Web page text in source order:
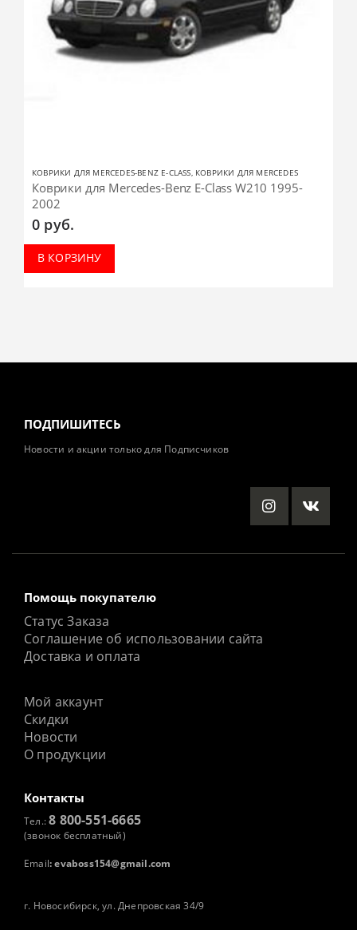
КОВРИКИ ДЛЯ MERCEDES-BENZ E-CLASS, КОВРИКИ ДЛЯ MERCEDES
Коврики для Mercedes-Benz E-Class W210 1995-
2002
0 руб.
В КОРЗИНУ
ПОДПИШИТЕСЬ
Новости и акции только для Подписчиков
Помощь покупателю
Статус Заказа
Соглашение об использовании сайта
Доставка и оплата
Мой аккаунт
Скидки
Новости
О продукции
Контакты
Тел.:8 800-551-6665
(звонок бесплатный)
Email: evaboss154@gmail.com
г. Новосибирск, ул. Днепровская 34/9